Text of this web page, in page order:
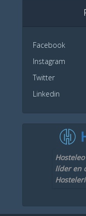
Facebook
Instagram
Twitter
Linkedin
líder en